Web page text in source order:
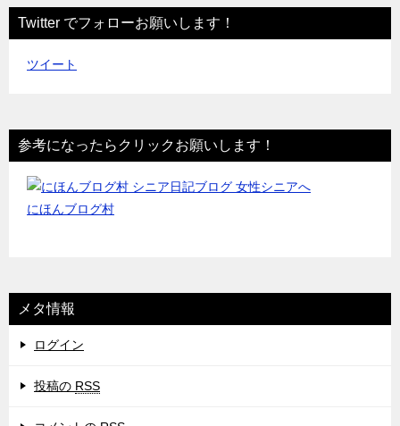
Twitter でフォローお願いします！
ツイート
参考になったらクリックお願いします！
にほんブログ村
メタ情報
ログイン
投稿の RSS